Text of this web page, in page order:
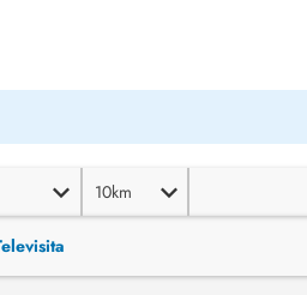
10km